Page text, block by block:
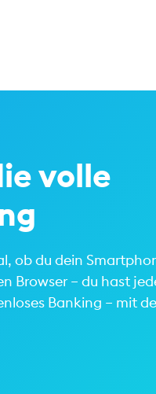
volle
ob du dein
Browser – du hast
Banking – mit